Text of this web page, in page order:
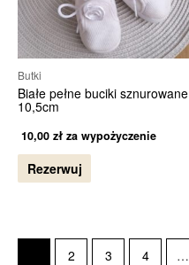
Butki
Białe pełne buciki sznurowane
10,5cm
10,00 zł za wypożyczenie
Rezerwuj
2 3 4 …